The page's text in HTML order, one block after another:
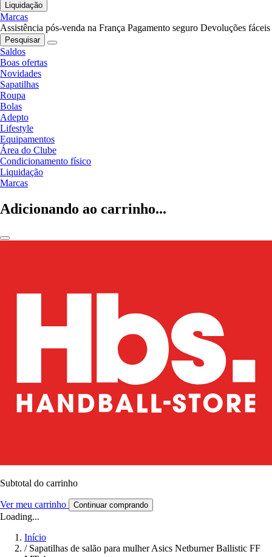
Liquidação
Marcas
Assistência pós-venda na França Pagamento seguro Devoluções fáceis
Pesquisar
Saldos
Boas ofertas
Novidades
Sapatilhas
Roupa
Bolas
Adepto
Lifestyle
Equipamentos
Área do Clube
Condicionamento físico
Liquidação
Marcas
Adicionando ao carrinho...
Subtotal do carrinho
Ver meu carrinho Continuar comprando
Loading...
Início
/ Sapatilhas de salão para mulher Asics Netburner Ballistic FF